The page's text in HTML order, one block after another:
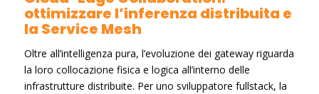
ottimizzare l’inferenza distribuita e
la Service Mesh
Oltre all’intelligenza pura, l’evoluzione dei gateway riguarda
la loro collocazione fisica e logica all’interno delle
infrastrutture distribuite. Per uno sviluppatore fullstack, la